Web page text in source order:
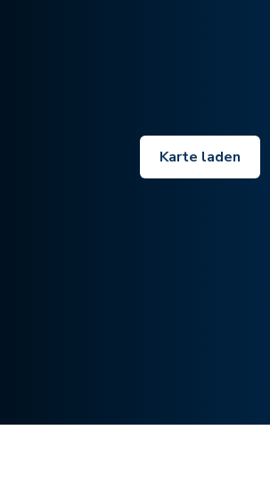
Karte laden